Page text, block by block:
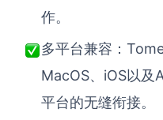
作。
多平台兼容：
MacOS、iOS以及
平台的无缝衔接。